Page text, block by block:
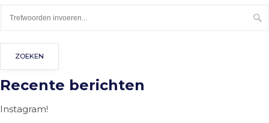
Recente berichten
Instagram!